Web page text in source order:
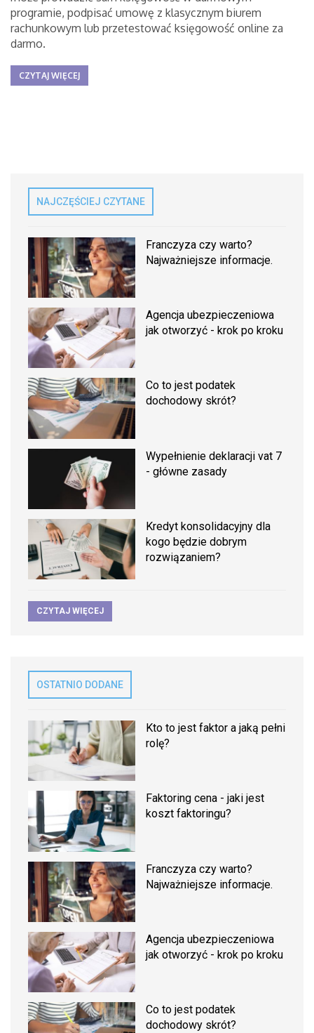
programie, podpisać umowę z klasycznym biurem
rachunkowym lub przetestować księgowość online za
darmo.
CZYTAJ WIĘCEJ
NAJCZĘŚCIEJ CZYTANE
Franczyza czy warto?
Najważniejsze informacje.
Agencja ubezpieczeniowa
jak otworzyć - krok po kroku
Co to jest podatek
dochodowy skrót?
Wypełnienie deklaracji vat 7
- główne zasady
Kredyt konsolidacyjny dla
kogo będzie dobrym
rozwiązaniem?
CZYTAJ WIĘCEJ
OSTATNIO DODANE
Kto to jest faktor a jaką pełni
rolę?
Faktoring cena - jaki jest
koszt faktoringu?
Franczyza czy warto?
Najważniejsze informacje.
Agencja ubezpieczeniowa
jak otworzyć - krok po kroku
Co to jest podatek
dochodowy skrót?